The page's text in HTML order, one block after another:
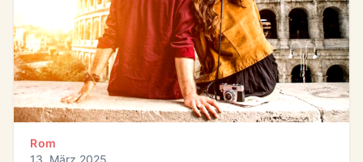
Rom
13. März 2025